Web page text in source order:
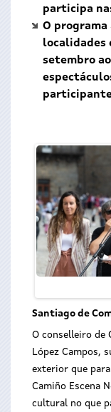
participa
O programa
localidades
setembro
Santiago de
O conselleiro de
López Campos,
exterior que
Camiño Escena
cultural no que